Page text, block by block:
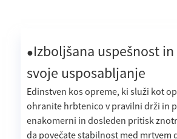
●Izboljšana uspešnost
svoje usposabljanje
Edinstven kos opreme, ki služi kot
ohranite hrbtenico v pravilni drži in
enakomerni in dosleden pritisk
da povečate stabilnost med mrtvem